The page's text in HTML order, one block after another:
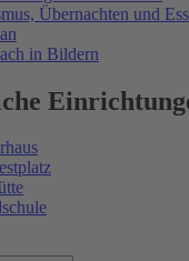
Übernachten und
in Bildern